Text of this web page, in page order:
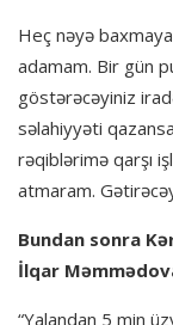
Heç nəyə
adamam. Bir gün
göstərəcəyiniz
səlahiyyəti
rəqiblərimə qarşı
atmaram.
Bundan sonra
İlqar
“Yalandan 5 min